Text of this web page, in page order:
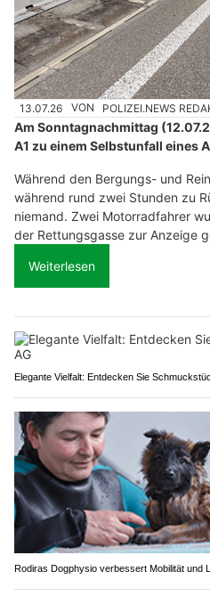
13.07.26 VON POLIZEI.NEWS
Am Sonntagnachmittag
A1 zu einem Selbstunfall eines
Während den Bergungs- und
während rund zwei Stunden zu
niemand. Zwei Motorradfahrer
der Rettungsgasse zur Anzeige
Weiterlesen
Elegante Vielfalt: Entdecken Sie
Rodiras Dogphysio verbessert Mobilität und